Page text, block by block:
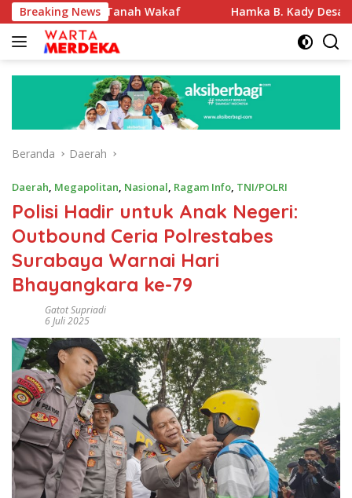
Langsung
ke
konten
Breaking News
Tanah Wakaf Hamka B. Kady Desak Evaluasi
Beranda Daerah
Daerah, Megapolitan, Nasional, Ragam Info, TNI/POLRI
Polisi Hadir untuk Anak Negeri:
Outbound Ceria Polrestabes
Surabaya Warnai Hari
Bhayangkara ke-79
Gatot Supriadi
6 Juli 2025